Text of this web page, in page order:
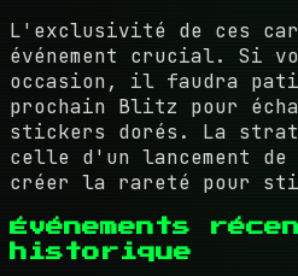
L'exclusivité de ces
événement crucial. Si
occasion, il faudra
prochain Blitz pour
stickers dorés. La
celle d'un lancement
créer la rareté pour
Événements
historique